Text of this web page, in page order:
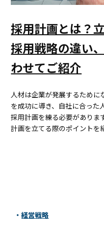
採用計画とは？
採用戦略の違い
わせてご紹介
人材は企業が発展するために
を成功に導き、自社に合った
採用計画を練る必要がありま
計画を立てる際のポイントを
経営戦略